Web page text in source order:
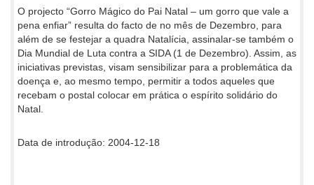
O projecto “Gorro Mágico do Pai Natal – um gorro que vale a
pena enfiar” resulta do facto de no mês de Dezembro, para
além de se festejar a quadra Natalícia, assinalar-se também o
Dia Mundial de Luta contra a SIDA (1 de Dezembro). Assim, as
iniciativas previstas, visam sensibilizar para a problemática da
doença e, ao mesmo tempo, permitir a todos aqueles que
recebam o postal colocar em prática o espírito solidário do
Natal.
Data de introdução: 2004-12-18